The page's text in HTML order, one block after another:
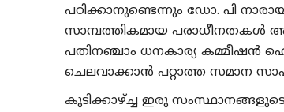
പഠിക്കാനുണ്ടെന്നും ഡോ. പി
സാമ്പത്തികമായ പരാധീനതകൾ
പതിനഞ്ചാം ധനകാര്യ കമ്മീഷൻ
ചെലവാക്കാൻ പറ്റാത്ത സമാന
കുടിക്കാഴ്ച്ച ഇരു